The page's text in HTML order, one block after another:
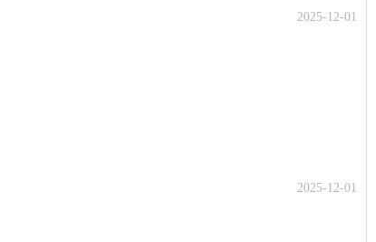
2025-12-01
2025-12-01